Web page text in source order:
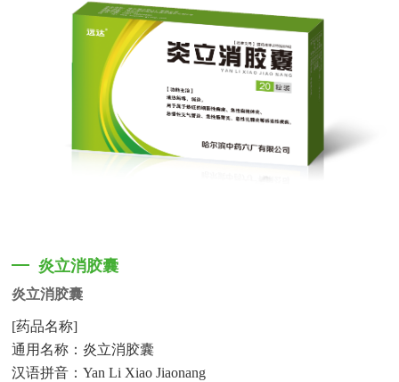
炎立消胶囊
炎立消胶囊
[药品名称]
通用名称：炎立消胶囊
汉语拼音：Yan Li Xiao Jiaonang